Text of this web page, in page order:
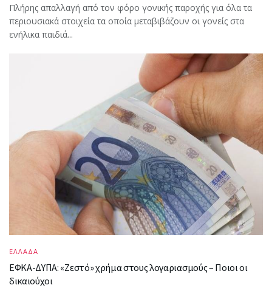
Πλήρης απαλλαγή από τον φόρο γονικής παροχής για όλα τα
περιουσιακά στοιχεία τα οποία μεταβιβάζουν οι γονείς στα
ενήλικα παιδιά...
ΕΛΛΑΔΑ
ΕΦΚΑ-ΔΥΠΑ: «Ζεστό» χρήμα στους λογαριασμούς – Ποιοι οι
δικαιούχοι